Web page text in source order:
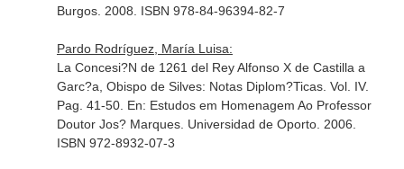
Burgos. 2008. ISBN 978-84-96394-82-7
Pardo Rodríguez, María Luisa:
La Concesi?N de 1261 del Rey Alfonso X de Castilla a
Garc?a, Obispo de Silves: Notas Diplom?Ticas. Vol. IV.
Pag. 41-50. En: Estudos em Homenagem Ao Professor
Doutor Jos? Marques. Universidad de Oporto. 2006.
ISBN 972-8932-07-3